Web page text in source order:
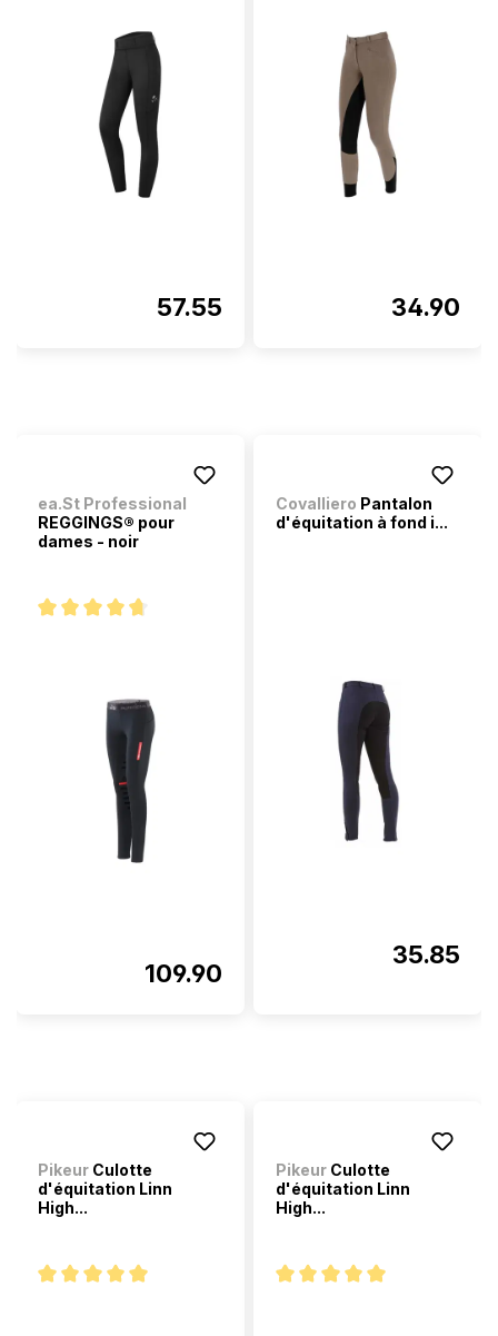
57.55 34.90
ea.St Professional
REGGINGS® pour
dames - noir
109.90
Covalliero Pantalon
d'équitation à fond i...
35.85
Pikeur Culotte
d'équitation Linn
High...
Pikeur Culotte
d'équitation Linn
High...